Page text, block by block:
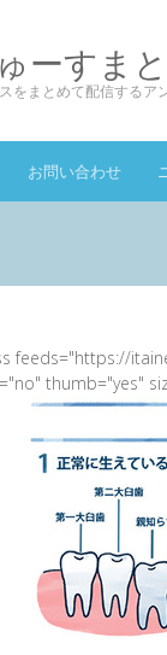
ーすま
をまとめて配信するア
お問い合わせ
feeds="https://
thumb="yes"